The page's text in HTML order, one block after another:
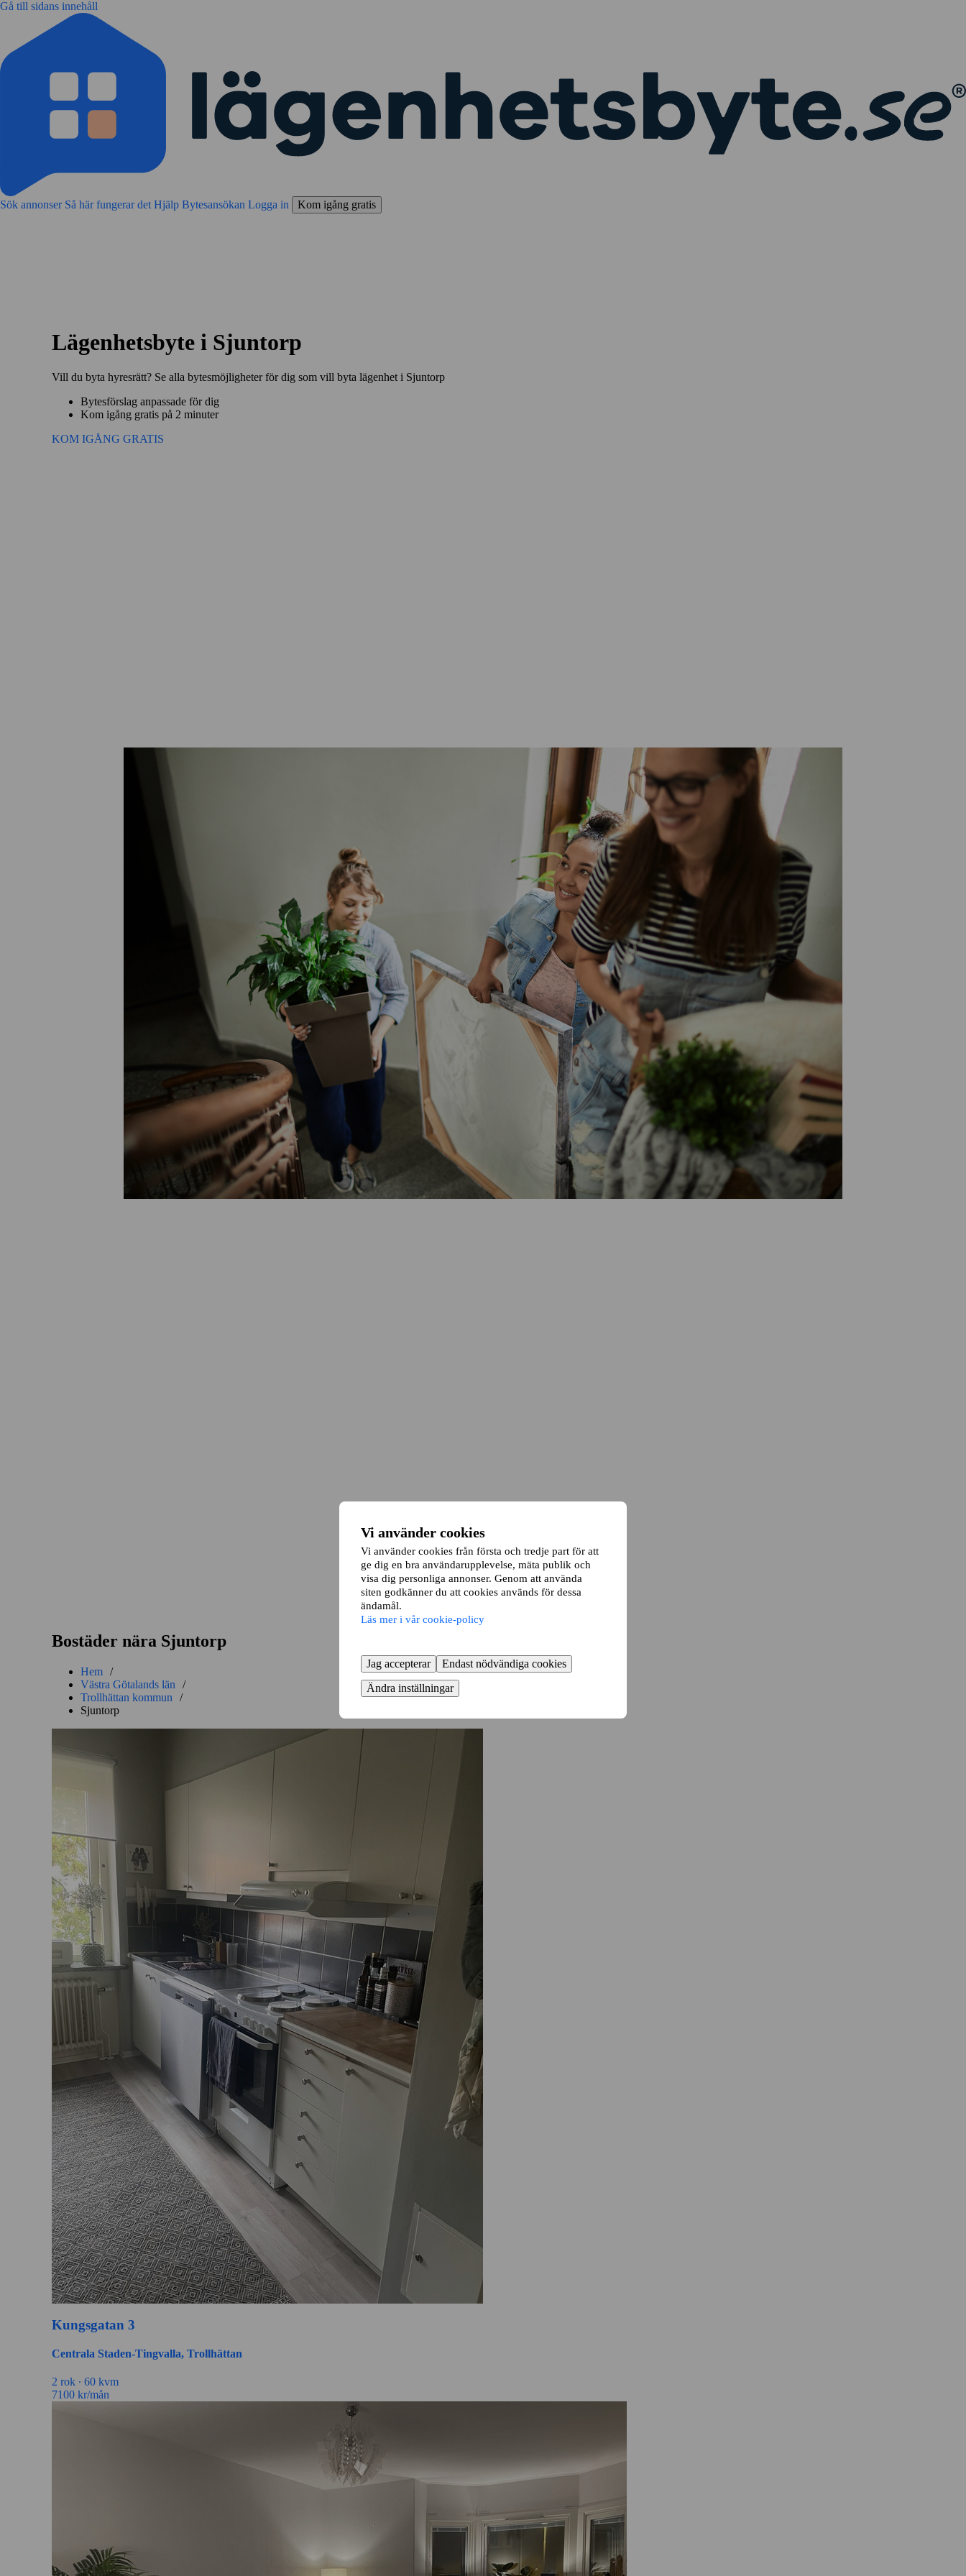
Gå till sidans innehåll
Vi använder cookies
Vi använder cookies från första och tredje part för att
ge dig en bra användarupplevelse, mäta publik och
visa dig personliga annonser. Genom att använda
siten godkänner du att cookies används för dessa
ändamål.
Läs mer i vår cookie-policy
Jag accepterar
Endast nödvändiga cookies
Ändra inställningar
Sök annonser Så här fungerar det Hjälp Bytesansökan Logga in Kom igång gratis
Lägenhetsbyte i Sjuntorp
Vill du byta hyresrätt? Se alla bytesmöjligheter för dig som vill byta lägenhet i Sjuntorp
Bytesförslag anpassade för dig
Kom igång gratis på 2 minuter
KOM IGÅNG GRATIS
Bostäder nära Sjuntorp
Hem /
Västra Götalands län
/
Trollhättan kommun
/
Sjuntorp
Kungsgatan 3
Centrala Staden-Tingvalla, Trollhättan
2 rok ∙ 60 kvm
7100 kr/mån